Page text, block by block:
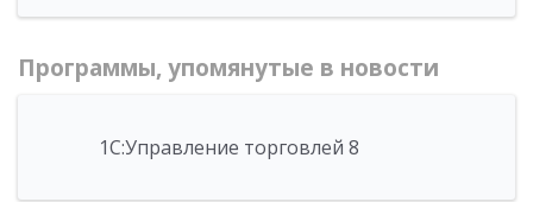
Программы, упомянутые в новости
1С:Управление торговлей 8